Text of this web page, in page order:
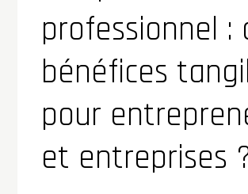
professionnel :
bénéfices
pour
et entreprises